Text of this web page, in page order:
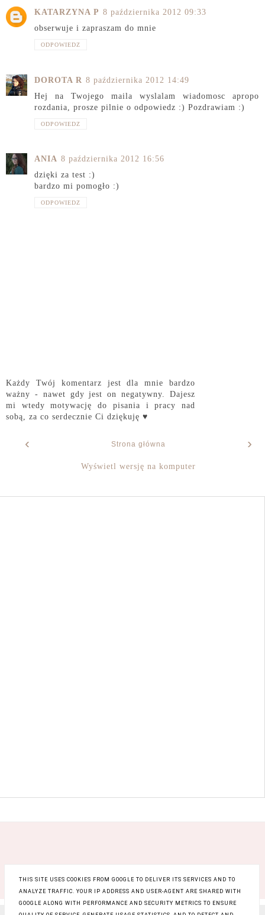
KATARZYNA P 8 października 2012 09:33
obserwuje i zapraszam do mnie
ODPOWIEDZ
DOROTA R 8 października 2012 14:49
Hej na Twojego maila wyslalam wiadomosc apropo
rozdania, prosze pilnie o odpowiedz :) Pozdrawiam :)
ODPOWIEDZ
ANIA 8 października 2012 16:56
dzięki za test :)
bardzo mi pomogło :)
ODPOWIEDZ
Każdy Twój komentarz jest dla mnie bardzo
ważny - nawet gdy jest on negatywny. Dajesz
mi wtedy motywację do pisania i pracy nad
sobą, za co serdecznie Ci dziękuję ♥
‹ ›
Strona główna
Wyświetl wersję na komputer
THIS SITE USES COOKIES FROM GOOGLE TO DELIVER ITS SERVICES AND TO
ANALYZE TRAFFIC. YOUR IP ADDRESS AND USER-AGENT ARE SHARED WITH
GOOGLE ALONG WITH PERFORMANCE AND SECURITY METRICS TO ENSURE